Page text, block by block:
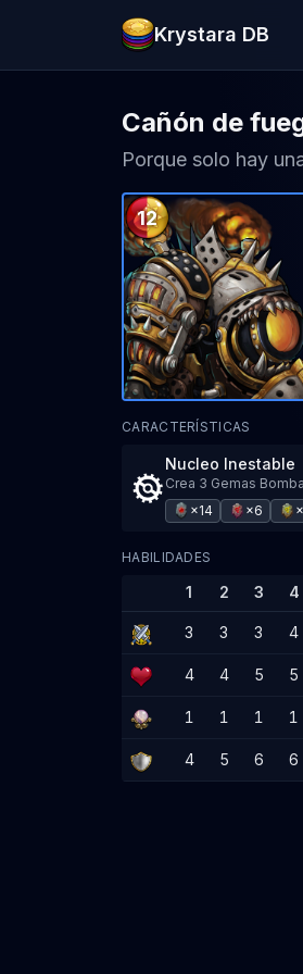
Krystara DB
Cañón de
Porque solo hay
12
CARACTERÍSTICAS
Nucleo Inestable
Crea 3 Gemas
×14
×6
HABILIDADES
1 2 3 4
3 3 3 4
4 4 5 5
1 1 1 1
4 5 6 6